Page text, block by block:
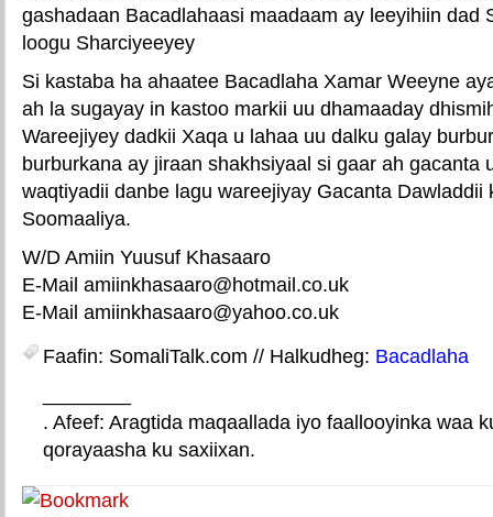
gashadaan Bacadlahaasi maadaam ay leeyihiin dad
loogu Sharciyeeyey
Si kastaba ha ahaatee Bacadlaha Xamar Weeyne
ah la sugayay in kastoo markii uu dhamaaday
Wareejiyey dadkii Xaqa u lahaa uu dalku galay
burburkana ay jiraan shakhsiyaal si gaar ah gacanta
waqtiyadii danbe lagu wareejiyay Gacanta Dawladdii
Soomaaliya.
W/D Amiin Yuusuf Khasaaro
E-Mail amiinkhasaaro@hotmail.co.uk
E-Mail amiinkhasaaro@yahoo.co.uk
Faafin: SomaliTalk.com // Halkudheg: Bacadlaha
. Afeef: Aragtida maqaallada iyo faallooyinka waa
qorayaasha ku saxiixan.